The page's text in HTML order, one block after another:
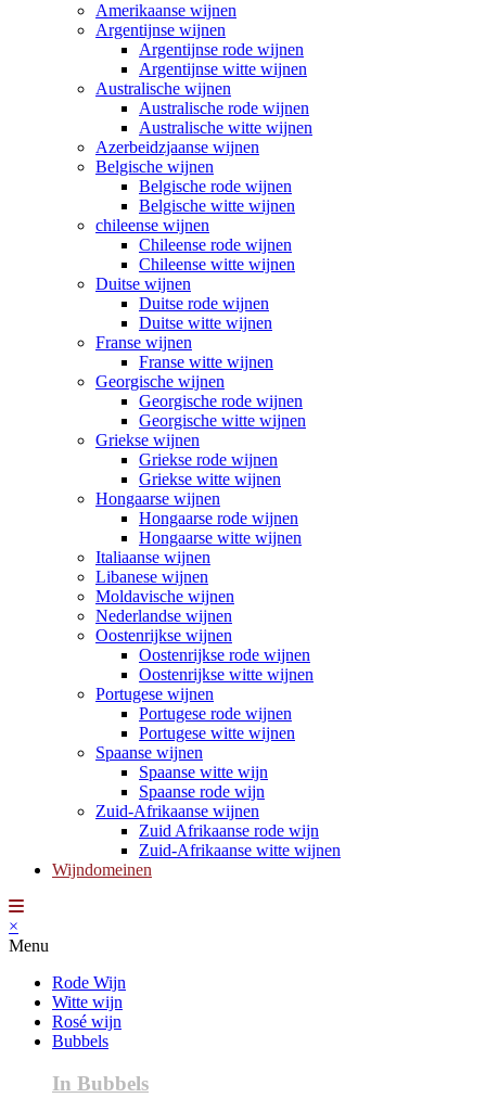
Amerikaanse wijnen
Argentijnse wijnen
Argentijnse rode wijnen
Argentijnse witte wijnen
Australische wijnen
Australische rode wijnen
Australische witte wijnen
Azerbeidzjaanse wijnen
Belgische wijnen
Belgische rode wijnen
Belgische witte wijnen
chileense wijnen
Chileense rode wijnen
Chileense witte wijnen
Duitse wijnen
Duitse rode wijnen
Duitse witte wijnen
Franse wijnen
Franse witte wijnen
Georgische wijnen
Georgische rode wijnen
Georgische witte wijnen
Griekse wijnen
Griekse rode wijnen
Griekse witte wijnen
Hongaarse wijnen
Hongaarse rode wijnen
Hongaarse witte wijnen
Italiaanse wijnen
Libanese wijnen
Moldavische wijnen
Nederlandse wijnen
Oostenrijkse wijnen
Oostenrijkse rode wijnen
Oostenrijkse witte wijnen
Portugese wijnen
Portugese rode wijnen
Portugese witte wijnen
Spaanse wijnen
Spaanse witte wijn
Spaanse rode wijn
Zuid-Afrikaanse wijnen
Zuid Afrikaanse rode wijn
Zuid-Afrikaanse witte wijnen
Wijndomeinen
×
Menu
Rode Wijn
Witte wijn
Rosé wijn
Bubbels
In Bubbels